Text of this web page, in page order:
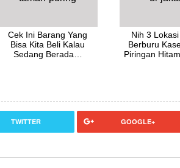
Cek Ini Barang Yang
Bisa Kita Beli Kalau
Sedang Berada…
Nih 3
Berburu
Piringan
TWITTER GOOGLE+